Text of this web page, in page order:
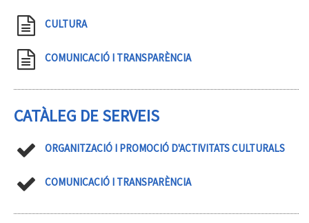
CULTURA
COMUNICACIÓ I TRANSPARÈNCIA
CATÀLEG DE SERVEIS
ORGANITZACIÓ I PROMOCIÓ D'ACTIVITATS CULTURALS
COMUNICACIÓ I TRANSPARÈNCIA